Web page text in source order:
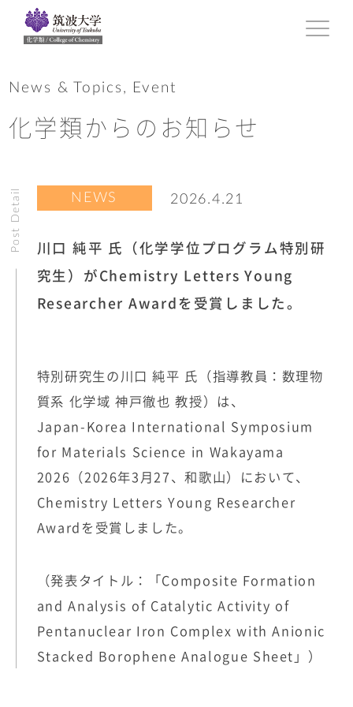
News & Topics, Event
化学類からのお知らせ
Post Detail NEWS 2026.4.21
川口 純平 氏（化学学位プログラム特別研
究生）がChemistry Letters Young
Researcher Awardを受賞しました。
特別研究生の川口 純平 氏（指導教員：数理物
質系 化学域 神戸徹也 教授）は、
Japan-Korea International Symposium
for Materials Science in Wakayama
2026（2026年3月27、和歌山）において、
Chemistry Letters Young Researcher
Awardを受賞しました。
（発表タイトル：「Composite Formation
and Analysis of Catalytic Activity of
Pentanuclear Iron Complex with Anionic
Stacked Borophene Analogue Sheet」）